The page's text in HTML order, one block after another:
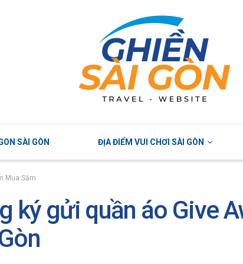
SÀI GÒN ĐỊA ĐIỂM VUI CHƠI SÀI GÒN
Mua Sắm
ký gửi quần áo Give